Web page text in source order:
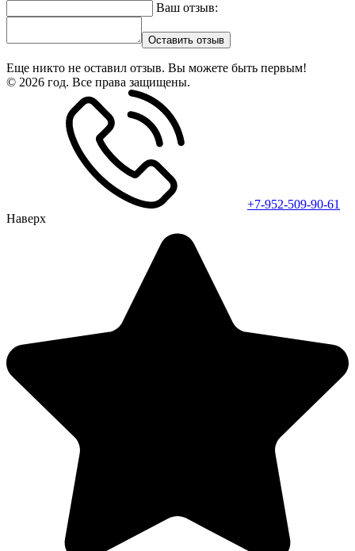
Ваш отзыв:
Оставить отзыв
Еще никто не оставил отзыв. Вы можете быть первым!
© 2026 год. Все права защищены.
+7-952-509-90-61
Наверх